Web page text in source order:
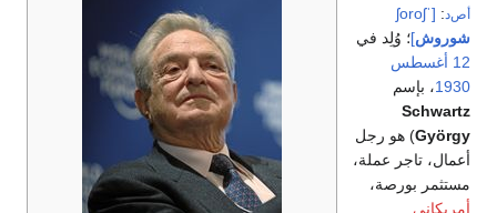
أص‌د :
[ˈʃoroʃ
شوروش]؛ وُلِد في
12 أغسطس
1930، بإسم
Schwartz
György) هو رجل
أعمال، تاجر عملة،
مستثمر بورصة،
أمريكاني